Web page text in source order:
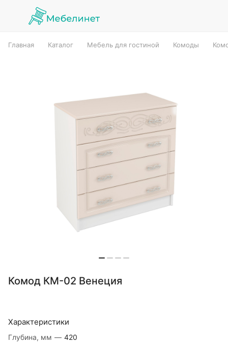
Главная Каталог Мебель для гостиной Комоды
Комод КМ-02 Венеция
Характеристики
Глубина, мм — 420